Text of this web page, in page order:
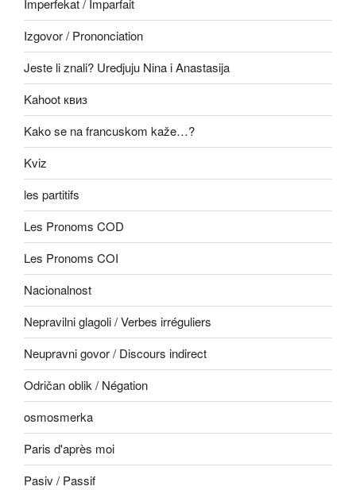
Imperfekat / Imparfait
Izgovor / Prononciation
Jeste li znali? Uredjuju Nina i Anastasija
Kahoot квиз
Kako se na francuskom kaže…?
Kviz
les partitifs
Les Pronoms COD
Les Pronoms COI
Nacionalnost
Nepravilni glagoli / Verbes irréguliers
Neupravni govor / Discours indirect
Odričan oblik / Négation
osmosmerka
Paris d'après moi
Pasiv / Passif